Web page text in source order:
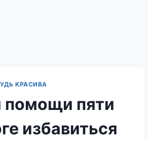
КРАСИВА
помощи пяти
избавиться